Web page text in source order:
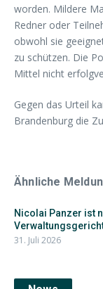
worden. Mildere
Redner oder
obwohl sie
zu schützen. Die
Mittel nicht
Gegen das Urteil
Brandenburg die
Ähnliche
Nicolai Panzer ist
31. Juli 2026